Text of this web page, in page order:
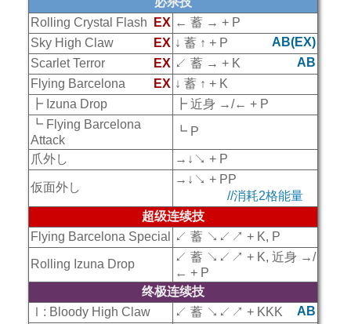
EX
Rolling Crystal Flash
← 蓄 → + P
EX
Sky High Claw AB(EX)
↓ 蓄 ↑ + P
EX
Scarlet Terror AB
↙ 蓄 → + K
EX
Flying Barcelona
↓ 蓄 ↑ + K
┣ Izuna Drop
┣ 近身 →/← + P
┗ Flying Barcelona
Attack
┗ P
爪外し →↓↘ + P
仮面外し
→↓↘ + PP
//消耗2格能量
超级连续技
Flying Barcelona Special
↙ 蓄 ↘↙↗ + K, P
Rolling Izuna Drop
↙ 蓄 ↘↙↗ + K, 近身 →/
← + P
终极连续技
Ⅰ: Bloody High Claw
AB
↙ 蓄 ↘↙↗ + KKK